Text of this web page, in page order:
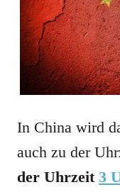
In China wird
auch zu der
der Uhrzeit 3